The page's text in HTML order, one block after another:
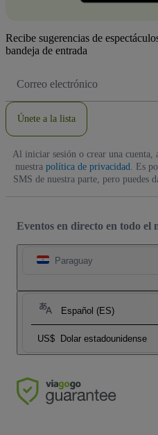
Recibe sugerencias de
bandeja de entrada
de
Únete a la lista
Al iniciar sesión o crear una cuenta,
nuestra política de privacidad . Es
SMS de nuestra parte, pero puedes
Eventos en directo en todo el
Paraguay
Español (ES)
US$ Dolar estadounidense